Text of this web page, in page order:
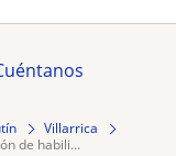
Villarrica
de habili...